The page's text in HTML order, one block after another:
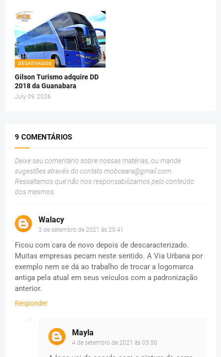
DESATIVADOS
Gilson Turismo adquire DD
2018 da Guanabara
July 09, 2026
9 COMENTÁRIOS
Deixe seu comentário sobre nossas matérias, ou mande
sugestões através do contato mobceara@gmail.com
Ressaltamos que não nos responsabilizamos pelo conteúdo
dos mesmos.
Walacy
3 de setembro de 2021 às 20:41
Ficou com cara de novo depois de descaracterizado.
Muitas empresas pecam neste sentido. A Via Urbana por
exemplo nem se dá ao trabalho de trocar a logomarca
antiga pela atual em seus veículos com a padronização
anterior.
Responder
Mayla
4 de setembro de 2021 às 03:50